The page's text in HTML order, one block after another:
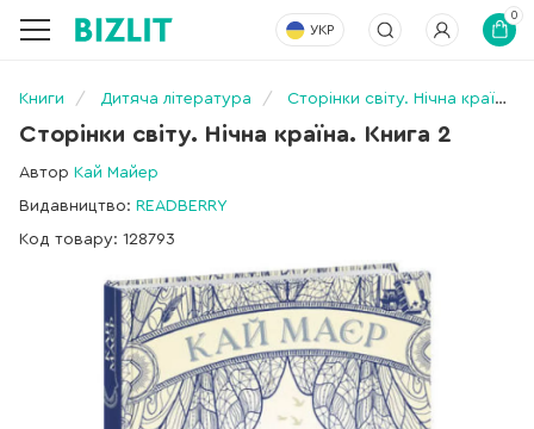
УКР
0
Книги Дитяча література Сторінки світу. Нічна країна. Книга 2
Сторінки світу. Нічна країна. Книга 2
Автор Кай Майер
Видавництво: READBERRY
Код товару: 128793